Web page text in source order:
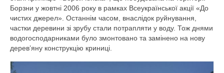
Управління водними ресурсами
Поверхневі води
Дозвіл на спеціальне водокористува
Борзни у жовтні 2006 року в рамках Всеукраїнської акції «До
чистих джерел». Останнім часом, внаслідок руйнування,
частки деревини зі зрубу стали потрапляти у воду. Тож днями
водогосподарниками було змонтовано та замінено на нову
дерев’яну конструкцію криниці.